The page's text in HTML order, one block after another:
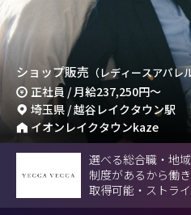
ショップ販売 （レディースアパレ
正社員 / 月給237,250円～
埼玉県 / 越谷レイクタウン駅
イオンレイクタウンkaze
選べる総合職・地
制度があるから働
取得可能・ストラ
員募集。